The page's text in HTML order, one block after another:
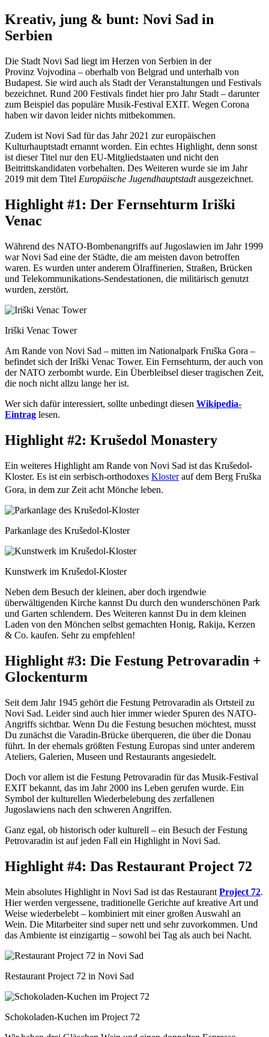
Kreativ, jung & bunt: Novi Sad in
Serbien
Die Stadt Novi Sad liegt im Herzen von Serbien in der
Provinz Vojvodina – oberhalb von Belgrad und unterhalb von
Budapest. Sie wird auch als Stadt der Veranstaltungen und Festivals
bezeichnet. Rund 200 Festivals findet hier pro Jahr Stadt – darunter
zum Beispiel das populäre Musik-Festival EXIT. Wegen Corona
haben wir davon leider nichts mitbekommen.
Zudem ist Novi Sad für das Jahr 2021 zur europäischen
Kulturhauptstadt ernannt worden. Ein echtes Highlight, denn sonst
ist dieser Titel nur den EU-Mitgliedstaaten und nicht den
Beitrittskandidaten vorbehalten. Des Weiteren wurde sie im Jahr
2019 mit dem Titel Europäische Jugendhauptstadtausgezeichnet.
Highlight #1: Der Fernsehturm Iriški
Venac
Während des NATO-Bombenangriffs auf Jugoslawien im Jahr 1999
war Novi Sad eine der Städte, die am meisten davon betroffen
waren. Es wurden unter anderem Ölraffinerien, Straßen, Brücken
und Telekommunikations-Sendestationen, die militärisch genutzt
wurden, zerstört.
Iriški Venac Tower
Am Rande von Novi Sad – mitten im Nationalpark Fruška Gora –
befindet sich der Iriški Venac Tower. Ein Fernsehturm, der auch von
der NATO zerbombt wurde. Ein Überbleibsel dieser tragischen Zeit,
die noch nicht allzu lange her ist.
Wer sich dafür interessiert, sollte unbedingt diesen Wikipedia-
Eintrag lesen.
Highlight #2: Krušedol Monastery
Ein weiteres Highlight am Rande von Novi Sad ist das Krušedol-
Kloster. Es ist ein serbisch-orthodoxes Klosterauf dem Berg Fruška
Gora, in dem zur Zeit acht Mönche leben.
Parkanlage des Krušedol-Kloster
Kunstwerk im Krušedol-Kloster
Neben dem Besuch der kleinen, aber doch irgendwie
überwältigenden Kirche kannst Du durch den wunderschönen Park
und Garten schlendern. Des Weiteren kannst Du in dem kleinen
Laden von den Mönchen selbst gemachten Honig, Rakija, Kerzen
& Co. kaufen. Sehr zu empfehlen!
Highlight #3: Die Festung Petrovaradin +
Glockenturm
Seit dem Jahr 1945 gehört die Festung Petrovaradin als Ortsteil zu
Novi Sad. Leider sind auch hier immer wieder Spuren des NATO-
Angriffs sichtbar. Wenn Du die Festung besuchen möchtest, musst
Du zunächst die Varadin-Brücke überqueren, die über die Donau
führt. In der ehemals größten Festung Europas sind unter anderem
Ateliers, Galerien, Museen und Restaurants angesiedelt.
Doch vor allem ist die Festung Petrovaradin für das Musik-Festival
EXIT bekannt, das im Jahr 2000 ins Leben gerufen wurde. Ein
Symbol der kulturellen Wiederbelebung des zerfallenen
Jugoslawiens nach den schweren Angriffen.
Ganz egal, ob historisch oder kulturell – ein Besuch der Festung
Petrovaradin ist auf jeden Fall ein Highlight in Novi Sad.
Highlight #4: Das Restaurant Project 72
Mein absolutes Highlight in Novi Sad ist das Restaurant Project 72.
Hier werden vergessene, traditionelle Gerichte auf kreative Art und
Weise wiederbelebt – kombiniert mit einer großen Auswahl an
Wein. Die Mitarbeiter sind super nett und sehr zuvorkommen. Und
das Ambiente ist einzigartig – sowohl bei Tag als auch bei Nacht.
Restaurant Project 72 in Novi Sad
Schokoladen-Kuchen im Project 72